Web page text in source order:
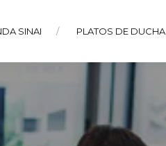
SINAI PLATOS DE DUCHA